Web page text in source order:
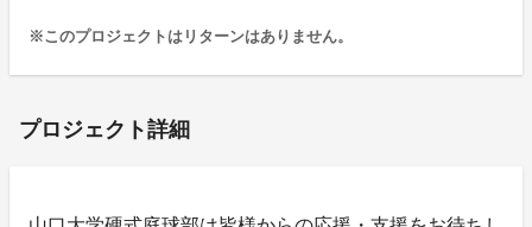
※このプロジェクトはリターンはありません。
プロジェクト詳細